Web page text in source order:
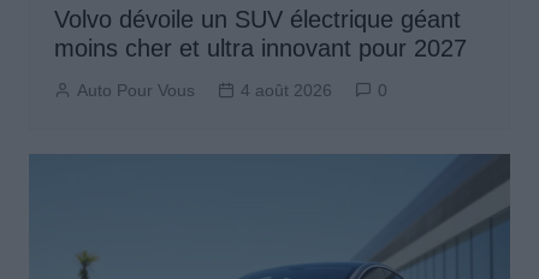
Volvo dévoile un SUV électrique géant
moins cher et ultra innovant pour 2027
Auto Pour Vous 4 août 2026 0